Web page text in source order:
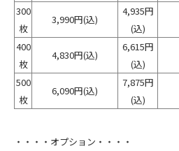
300
枚
3,990円(込)
4,935円
(込)
400
枚
4,830円(込)
6,615円
(込)
500
枚
6,090円(込)
7,875円
(込)
・・・・オプション・・・・